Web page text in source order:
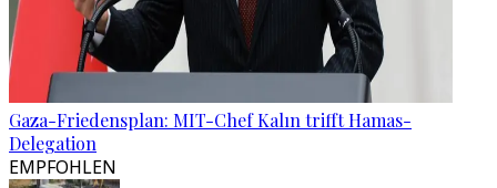
Gaza-Friedensplan: MIT-Chef Kalın trifft Hamas-
Delegation
EMPFOHLEN